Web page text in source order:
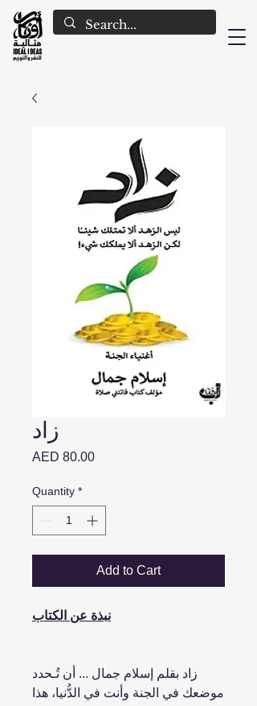
زاد
AED 80.00Price
Quantity *
Add to Cart
نبذة عن الكتاب
زاد بقلم إسلام جمال ... أن تُـحدد
موضعك في الجنة وأنت في الدُّنيا، هذا